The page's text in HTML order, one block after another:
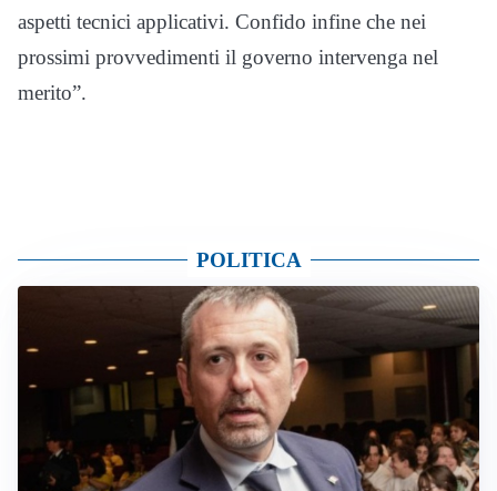
aspetti tecnici applicativi. Confido infine che nei
prossimi provvedimenti il governo intervenga nel
merito”.
POLITICA